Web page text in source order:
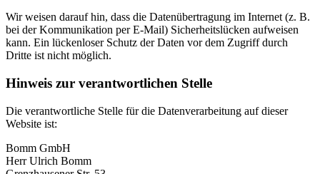
Wir weisen darauf hin, dass die Datenübertragung im Internet (z. B.
bei der Kommunikation per E-Mail) Sicherheitslücken aufweisen
kann. Ein lückenloser Schutz der Daten vor dem Zugriff durch
Dritte ist nicht möglich.
Hinweis zur verantwortlichen Stelle
Die verantwortliche Stelle für die Datenverarbeitung auf dieser
Website ist:
Bomm GmbH
Herr Ulrich Bomm